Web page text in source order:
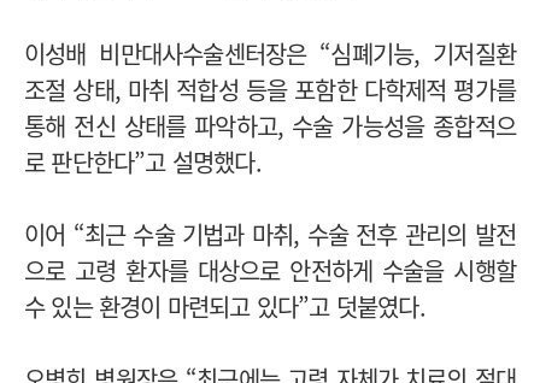
이성배 비만대사수술센터장은 “심폐기능, 기저질환
조절 상태, 마취 적합성 등을 포함한 다학제적 평가를
통해 전신 상태를 파악하고, 수술 가능성을 종합적으
로 판단한다”고 설명했다.
이어 “최근 수술 기법과 마취, 수술 전후 관리의 발전
으로 고령 환자를 대상으로 안전하게 수술을 시행할
수 있는 환경이 마련되고 있다”고 덧붙였다.